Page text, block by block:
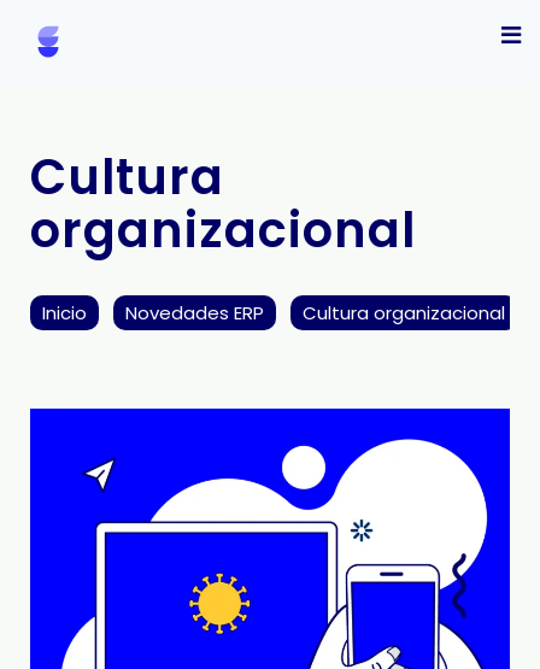
Cultura
organizacional
Inicio Novedades ERP Cultura organizacional